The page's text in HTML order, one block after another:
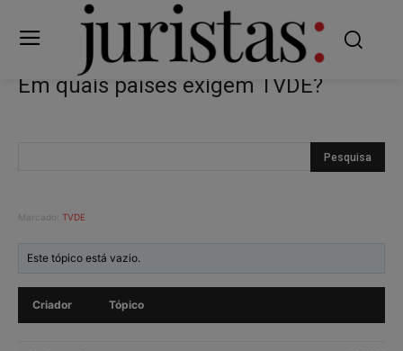
Em quais países exigem TVDE?
Marcado: TVDE
Este tópico está vazio.
Criador Tópico